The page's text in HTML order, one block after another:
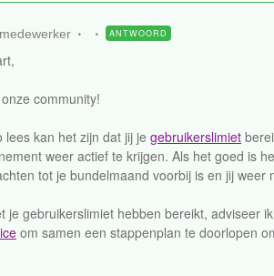
ANTWOORD
community!
lees kan het zijn dat jij je gebruikerslimiet
weer actief te krijgen. Als het goed is
tot je bundelmaand voorbij is en jij weer
je gebruikerslimiet hebben bereikt, adviseer
om samen een stappenplan te doorlopen